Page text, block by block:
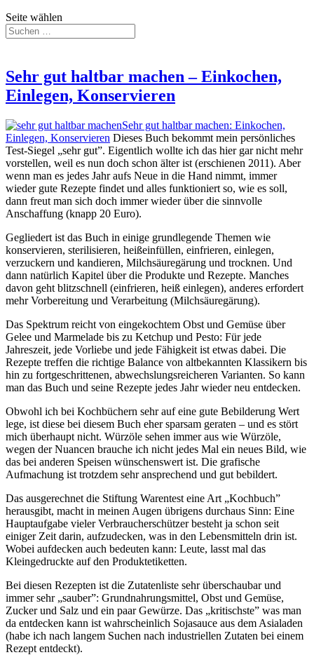
Seite wählen
Sehr gut haltbar machen – Einkochen,
Einlegen, Konservieren
Sehr gut haltbar machen: Einkochen,
Einlegen, Konservieren Dieses Buch bekommt mein persönliches
Test-Siegel „sehr gut”. Eigentlich wollte ich das hier gar nicht mehr
vorstellen, weil es nun doch schon älter ist (erschienen 2011). Aber
wenn man es jedes Jahr aufs Neue in die Hand nimmt, immer
wieder gute Rezepte findet und alles funktioniert so, wie es soll,
dann freut man sich doch immer wieder über die sinnvolle
Anschaffung (knapp 20 Euro).
Gegliedert ist das Buch in einige grundlegende Themen wie
konservieren, sterilisieren, heißeinfüllen, einfrieren, einlegen,
verzuckern und kandieren, Milchsäuregärung und trocknen. Und
dann natürlich Kapitel über die Produkte und Rezepte. Manches
davon geht blitzschnell (einfrieren, heiß einlegen), anderes erfordert
mehr Vorbereitung und Verarbeitung (Milchsäuregärung).
Das Spektrum reicht von eingekochtem Obst und Gemüse über
Gelee und Marmelade bis zu Ketchup und Pesto: Für jede
Jahreszeit, jede Vorliebe und jede Fähigkeit ist etwas dabei. Die
Rezepte treffen die richtige Balance von altbekannten Klassikern bis
hin zu fortgeschrittenen, abwechslungsreicheren Varianten. So kann
man das Buch und seine Rezepte jedes Jahr wieder neu entdecken.
Obwohl ich bei Kochbüchern sehr auf eine gute Bebilderung Wert
lege, ist diese bei diesem Buch eher sparsam geraten – und es stört
mich überhaupt nicht. Würzöle sehen immer aus wie Würzöle,
wegen der Nuancen brauche ich nicht jedes Mal ein neues Bild, wie
das bei anderen Speisen wünschenswert ist. Die grafische
Aufmachung ist trotzdem sehr ansprechend und gut bebildert.
Das ausgerechnet die Stiftung Warentest eine Art „Kochbuch”
herausgibt, macht in meinen Augen übrigens durchaus Sinn: Eine
Hauptaufgabe vieler Verbraucherschützer besteht ja schon seit
einiger Zeit darin, aufzudecken, was in den Lebensmitteln drin ist.
Wobei aufdecken auch bedeuten kann: Leute, lasst mal das
Kleingedruckte auf den Produktetiketten.
Bei diesen Rezepten ist die Zutatenliste sehr überschaubar und
immer sehr „sauber”: Grundnahrungsmittel, Obst und Gemüse,
Zucker und Salz und ein paar Gewürze. Das „kritischste” was man
da entdecken kann ist wahrscheinlich Sojasauce aus dem Asialaden
(habe ich nach langem Suchen nach industriellen Zutaten bei einem
Rezept entdeckt).